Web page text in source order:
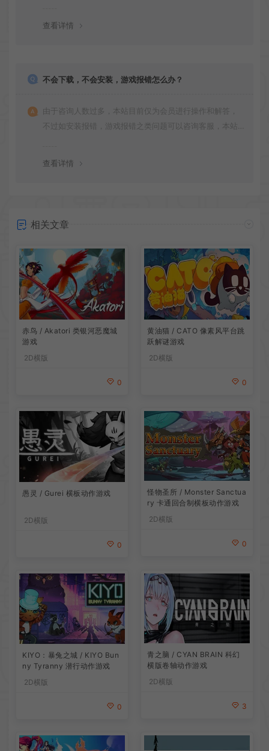
查看详情
不会下载，不会安装，游戏报错怎么办？
由于咨询人数过多，本站目前仅为会员进行操作和解答，
不过如安装报错，游戏报错之类问题可以咨询客服，本站
查看详情
相关文章
赤鸟 / Akatori 类银河恶魔城
游戏
2D横版
0
黄油猫 / CATO 像素风平台跳
跃解谜游戏
2D横版
0
愚灵 / Gurei 横板动作游戏
2D横版
0
怪物圣所 / Monster Sanctua
ry 卡通回合制横板动作游戏
2D横版
0
KIYO：暴兔之城 / KIYO Bun
ny Tyranny 潜行动作游戏
2D横版
0
青之脑 / CYAN BRAIN 科幻
横版卷轴动作游戏
2D横版
3